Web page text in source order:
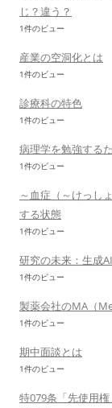
じ？違う？
1件のビュー
産業の空洞化とは
1件のビュー
診療科の特色
1件のビュー
病理学を勉強する
1件のビュー
～血症（～けっし
する状態
1件のビュー
研究の未来：生成
1件のビュー
製薬会社のMA（
1件のビュー
期中面談とは
1件のビュー
特079条「先使用権